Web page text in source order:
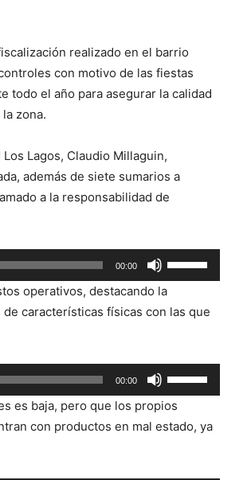
realizado en el barrio
con motivo de las fiestas
todo el año para asegurar la calidad
zona.
Lagos, Claudio Millaguin,
además de siete sumarios a
a la responsabilidad de
00:00
las
teclas
de
arriba/abajo
para
aumentar
o
operativos, destacando la
características físicas con las que
00:00
las
teclas
de
arriba/abajo
es baja, pero que los propios
con productos en mal estado, ya